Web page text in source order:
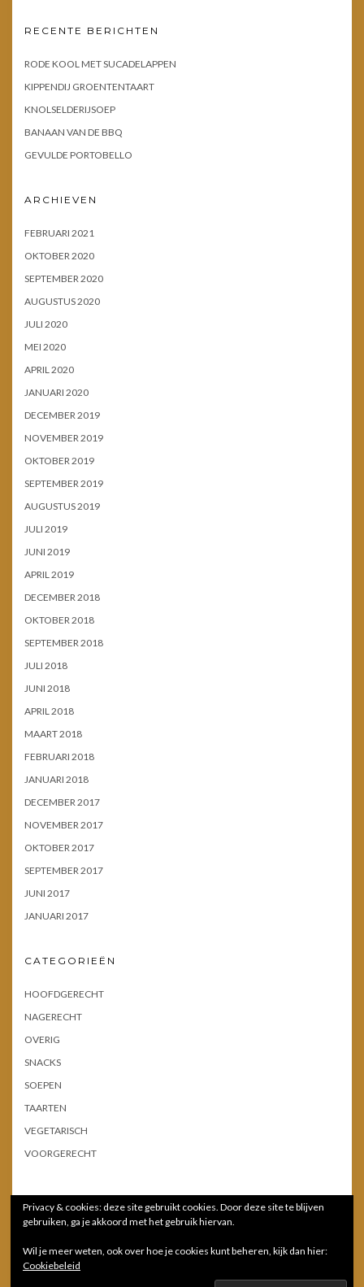
RECENTE BERICHTEN
RODE KOOL MET SUCADELAPPEN
KIPPENDIJ GROENTENTAART
KNOLSELDERIJSOEP
BANAAN VAN DE BBQ
GEVULDE PORTOBELLO
ARCHIEVEN
FEBRUARI 2021
OKTOBER 2020
SEPTEMBER 2020
AUGUSTUS 2020
JULI 2020
MEI 2020
APRIL 2020
JANUARI 2020
DECEMBER 2019
NOVEMBER 2019
OKTOBER 2019
SEPTEMBER 2019
AUGUSTUS 2019
JULI 2019
JUNI 2019
APRIL 2019
DECEMBER 2018
OKTOBER 2018
SEPTEMBER 2018
JULI 2018
JUNI 2018
APRIL 2018
MAART 2018
FEBRUARI 2018
JANUARI 2018
DECEMBER 2017
NOVEMBER 2017
OKTOBER 2017
SEPTEMBER 2017
JUNI 2017
JANUARI 2017
CATEGORIEËN
HOOFDGERECHT
NAGERECHT
OVERIG
SNACKS
SOEPEN
TAARTEN
VEGETARISCH
VOORGERECHT
Copyright © 2026 Smugglers Kitchen
Privacy & cookies: deze site gebruikt cookies. Door deze site te blijven
gebruiken, ga je akkoord met het gebruik hiervan.
Wil je meer weten, ook over hoe je cookies kunt beheren, kijk dan hier:
Cookiebeleid